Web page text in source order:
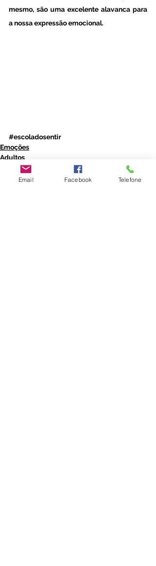
mesmo, são uma excelente alavanca para
a nossa expressão emocional.
#escoladosentir
Emoções
Adultos
Email Facebook Telefone